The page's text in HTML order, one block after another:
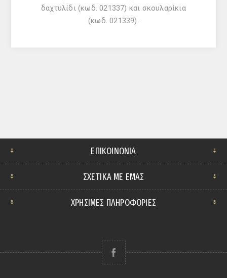
δαχτυλίδι (κωδ. 021337) και σκουλαρίκια
(κωδ. 021339).
ΕΠΙΚΟΙΝΩΝΊΑ
ΣΧΕΤΙΚΆ ΜΕ ΕΜΆΣ
ΧΡΗΣΙΜΕΣ ΠΛΗΡΟΦΟΡΙΕΣ